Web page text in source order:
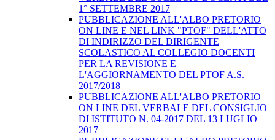
1° SETTEMBRE 2017
PUBBLICAZIONE ALL'ALBO PRETORIO
ON LINE E NEL LINK "PTOF" DELL'ATTO
DI INDIRIZZO DEL DIRIGENTE
SCOLASTICO AL COLLEGIO DOCENTI
PER LA REVISIONE E
L'AGGIORNAMENTO DEL PTOF A.S.
2017/2018
PUBBLICAZIONE ALL'ALBO PRETORIO
ON LINE DEL VERBALE DEL CONSIGLIO
DI ISTITUTO N. 04-2017 DEL 13 LUGLIO
2017